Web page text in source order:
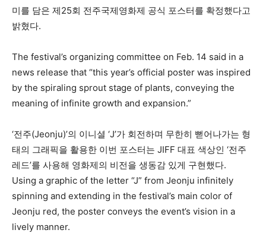
미를 담은 제25회 전주국제영화제 공식 포스터를 확정했다고
밝혔다.
The festival’s organizing committee on Feb. 14 said in a
news release that “this year’s official poster was inspired
by the spiraling sprout stage of plants, conveying the
meaning of infinite growth and expansion.”
‘전주(Jeonju)’의 이니셜 ‘J’가 회전하며 무한히 뻗어나가는 형
태의 그래픽을 활용한 이번 포스터는 JIFF 대표 색상인 ‘전주
레드’를 사용해 영화제의 비전을 생동감 있게 구현했다.
Using a graphic of the letter “J” from Jeonju infinitely
spinning and extending in the festival’s main color of
Jeonju red, the poster conveys the event’s vision in a
lively manner.